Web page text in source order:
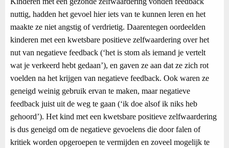
nuttig, hadden het gevoel hier iets van te kunnen leren en het
maakte ze niet angstig of verdrietig. Daarentegen oordeelden
kinderen met een kwetsbare positieve zelfwaardering over het
nut van negatieve feedback (‘het is stom als iemand je vertelt
wat je verkeerd hebt gedaan’), en gaven ze aan dat ze zich rot
voelden na het krijgen van negatieve feedback. Ook waren ze
geneigd weinig gebruik ervan te maken, maar negatieve
feedback juist uit de weg te gaan (‘ik doe alsof ik niks heb
gehoord’). Het kind met een kwetsbare positieve zelfwaardering
is dus geneigd om de negatieve gevoelens die door falen of
kritiek worden opgeroepen te vermijden en zoveel mogelijk te